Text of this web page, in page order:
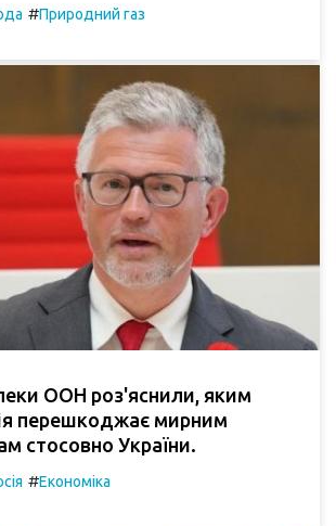
#Природний газ
ООН роз'яснили, яким
перешкоджає мирним
стосовно України.
#Економіка